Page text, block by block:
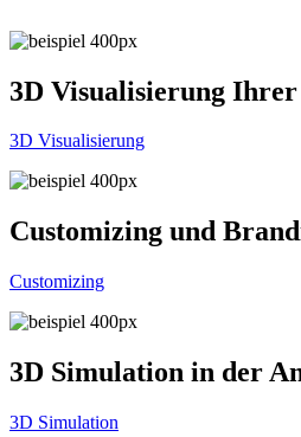
3D Visualisierung
3D Visualisierung
Customizing und
Customizing
3D Simulation in der
3D Simulation